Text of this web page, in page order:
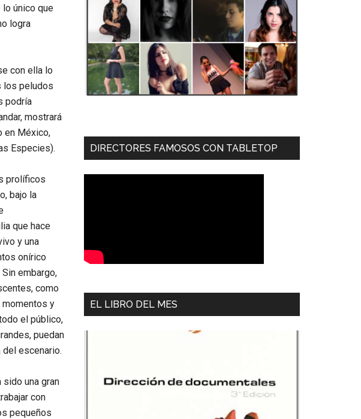
lo único que
logra
con ella lo
los peludos
podría
mostrará
en México,
Especies).
prolíficos
bajo la
que hace
y una
onírico
embargo,
como
y
el público,
puedan
escenario.
sido una gran
con
pequeños
DIRECTORES FAMOSOS CON TABLETOP
EL LIBRO DEL MES